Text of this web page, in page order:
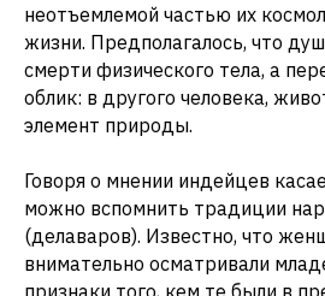
неотъемлемой частью их
жизни. Предполагалось, что
смерти физического тела, а
облик: в другого человека,
элемент природы.
Говоря о мнении индейцев
можно вспомнить традиции
(делаваров). Известно, что
внимательно осматривали
признаки того, кем те были в